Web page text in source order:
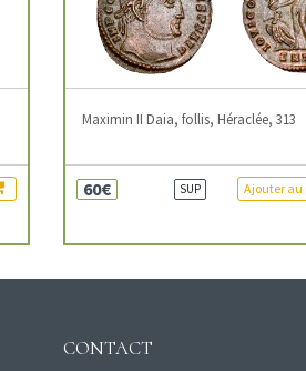
Maximin II Daia, follis, Héraclée, 313
60€ SUP Ajouter au
CONTACT